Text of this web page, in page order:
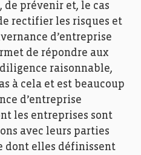
prévenir et, le cas
rectifier les risques et
d’entreprise
de répondre aux
raisonnable,
à cela et est beaucoup
d’entreprise
les entreprises sont
avec leurs parties
dont elles définissent